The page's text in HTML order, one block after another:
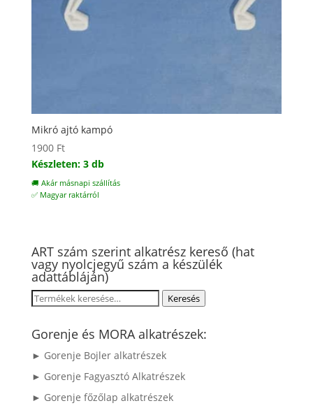
Mikró ajtó kampó
1900 Ft
Készleten: 3 db
🚚 Akár másnapi szállítás
✅ Magyar raktárról
ART szám szerint alkatrész kereső (hat
vagy nyolcjegyű szám a készülék
adattábláján)
Keresés
következőre:
Keresés
Gorenje és MORA alkatrészek:
► Gorenje Bojler alkatrészek
► Gorenje Fagyasztó Alkatrészek
► Gorenje főzőlap alkatrészek